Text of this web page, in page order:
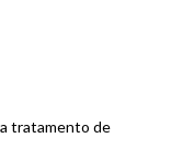
tratamento de